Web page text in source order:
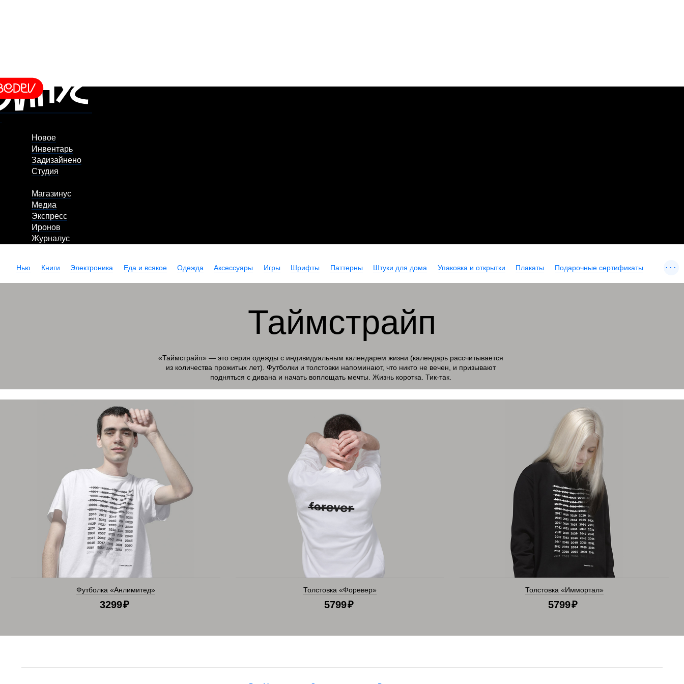
Новое
Инвентарь
Задизайнено
Студия
Магазинус
Медиа
Экспресс
Иронов
Журналус
Нью Книги Электроника Еда и всякое Одежда Аксессуары Игры Шрифты Паттерны Штуки для дома Упаковка и открытки Плакаты Подарочные сертификаты ...
Таймстрайп
«Таймстрайп» — это серия одежды с индивидуальным календарем жизни (календарь рассчитывается
из количества прожитых лет). Футболки и толстовки напоминают, что никто не вечен, и призывают
подняться с дивана и начать воплощать мечты. Жизнь коротка. Тик-так.
Футболка «Анлимитед»
3299₽
Толстовка «Форевер»
5799₽
Толстовка «Иммортал»
5799₽